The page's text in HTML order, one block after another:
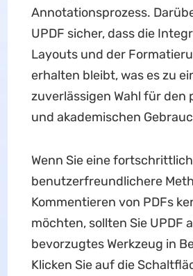
Annotationsprozess.
UPDF sicher, dass die
Layouts und der
erhalten bleibt, was es zu
zuverlässigen Wahl für den
und akademischen
Wenn Sie eine
benutzerfreundlichere
Kommentieren von PDFs
möchten, sollten Sie UPDF
bevorzugtes Werkzeug in
Klicken Sie auf die